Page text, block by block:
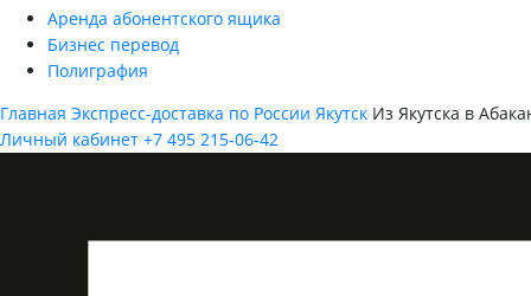
Аренда абонентского ящика
Бизнес перевод
Полиграфия
Главная Экспресс-доставка по России Якутск Из Якутска в
Личный кабинет +7 495 215-06-42